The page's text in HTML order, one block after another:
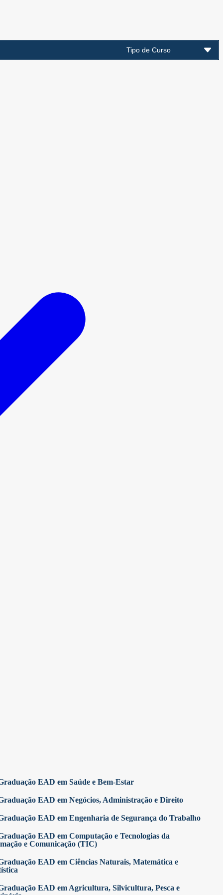
EAD em Saúde e Bem-Estar
EAD em Negócios, Administração e Direito
EAD em Engenharia de Segurança do Trabalho
EAD em Computação e Tecnologias da
e Comunicação (TIC)
EAD em Ciências Naturais, Matemática e
EAD em Agricultura, Silvicultura, Pesca e